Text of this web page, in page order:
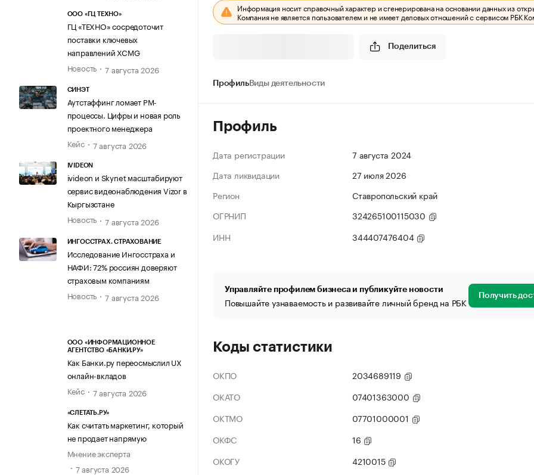
ООО «ГЦ ТЕХНО»
ГЦ «ТЕХНО» сосредоточит
поставки ключевых
направлений XCMG
Новость
7 августа 2026
СИНЭТ
Аутстаффинг ломает PM-
процессы. Цифры и новая роль
проектного менеджера
Кейс
7 августа 2026
IVIDEON
ivideon и Skynet масштабируют
сервис видеонаблюдения Vizor в
Кыргызстане
Новость
7 августа 2026
ИНГОССТРАХ. СТРАХОВАНИЕ
Исследование Ингосстраха и
НАФИ: 72% россиян доверяют
страховым компаниям
Новость
7 августа 2026
ООО «ИНФОРМАЦИОННОЕ
АГЕНТСТВО «БАНКИ.РУ»
Как Банки.ру переосмыслил UX
онлайн-вкладов
Кейс
7 августа 2026
«СЛЕТАТЬ.РУ»
Как считать маркетинг, который
не продает напрямую
Мнение эксперта
7 августа 2026
Информация носит справочный характер и сгенерирована на основании данных из
Компания не является пользователем и не имеет деловых отношений с сервисом РБК
Поделиться
ПрофильВиды деятельности
Профиль
Дата регистрации
7 августа 2024
Дата ликвидации
27 июля 2026
Регион
Ставропольский край
ОГРНИП
324265100115030
ИНН
344407476404
Управляйте профилем бизнеса и публикуйте новости
Повышайте узнаваемость и развивайте личный бренд на РБК Получить
Коды статистики
ОКПО
2034689119
ОКАТО
07401363000
ОКТМО
07701000001
ОКФС
16
ОКОГУ
4210015